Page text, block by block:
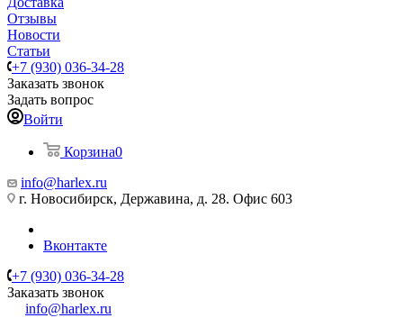
Отзывы
Новости
Статьи
+7 (930) 036-34-28
Заказать звонок
Задать вопрос
Войти
Корзина0
info@harlex.ru
г. Новосибирск, Державина, д. 28. Офис 603
Вконтакте
+7 (930) 036-34-28
Заказать звонок
info@harlex.ru